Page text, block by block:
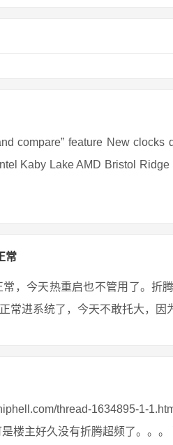
compare” feature New clocks
Kaby Lake AMD Bristol
常
，今天热重启也不管用了。折
常进系统了，今天不敢托大，因
thread-1634895-1-
楼主好久没有折腾超频了。。